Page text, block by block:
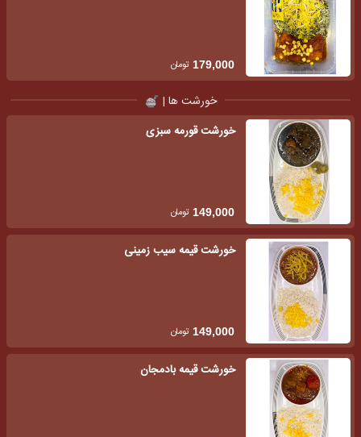
179,000 تومان
خورشت ها |
خورشت قورمه سبزی
149,000 تومان
خورشت قیمه سیب زمینی
149,000 تومان
خورشت قیمه بادمجان